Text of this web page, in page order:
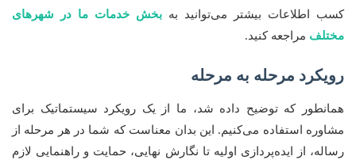
کسب اطلاعات بیشتر می‌توانید به بخش خدمات ما در شهرهای
مختلف مراجعه کنید.
رویکرد مرحله به مرحله
همانطور که توضیح داده شد، ما از یک رویکرد سیستماتیک برای
مشاوره استفاده می‌کنیم. این بدان معناست که شما در هر مرحله از
رساله، از ایده‌پردازی اولیه تا نگارش نهایی، حمایت و راهنمایی لازم